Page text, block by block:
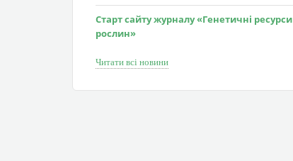
Старт сайту журналу «Генетичні ресурси
рослин»
Читати всі новини